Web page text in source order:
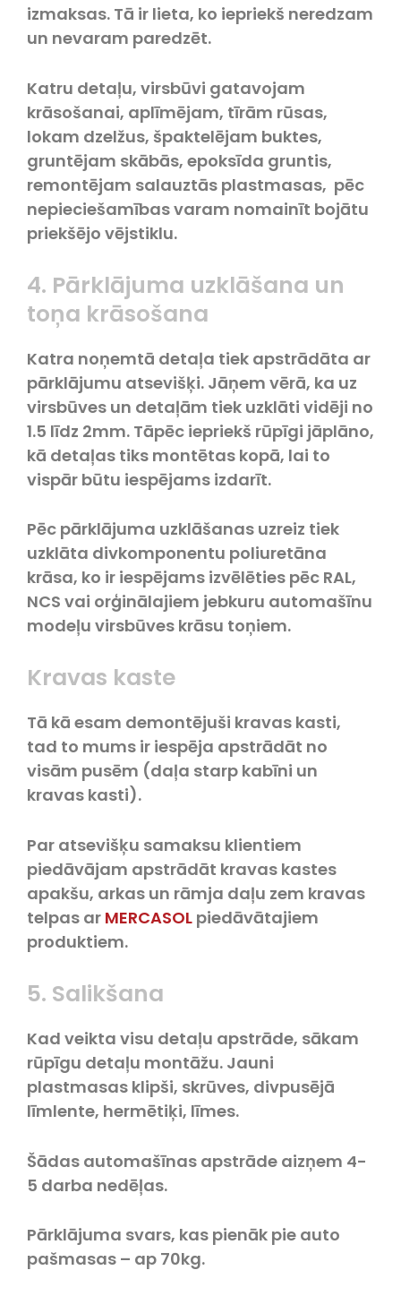
izmaksas. Tā ir lieta, ko iepriekš neredzam
un nevaram paredzēt.
Katru detaļu, virsbūvi gatavojam
krāsošanai, aplīmējam, tīrām rūsas,
lokam dzelžus, špaktelējam buktes,
gruntējam skābās, epoksīda gruntis,
remontējam salauztās plastmasas, pēc
nepieciešamības varam nomainīt bojātu
priekšējo vējstiklu.
4. Pārklājuma uzklāšana un
toņa krāsošana
Katra noņemtā detaļa tiek apstrādāta ar
pārklājumu atsevišķi. Jāņem vērā, ka uz
virsbūves un detaļām tiek uzklāti vidēji no
1.5 līdz 2mm. Tāpēc iepriekš rūpīgi jāplāno,
kā detaļas tiks montētas kopā, lai to
vispār būtu iespējams izdarīt.
Pēc pārklājuma uzklāšanas uzreiz tiek
uzklāta divkomponentu poliuretāna
krāsa, ko ir iespējams izvēlēties pēc RAL,
NCS vai orģinālajiem jebkuru automašīnu
modeļu virsbūves krāsu toņiem.
Kravas kaste
Tā kā esam demontējuši kravas kasti,
tad to mums ir iespēja apstrādāt no
visām pusēm (daļa starp kabīni un
kravas kasti).
Par atsevišķu samaksu klientiem
piedāvājam apstrādāt kravas kastes
apakšu, arkas un rāmja daļu zem kravas
telpas ar MERCASOL piedāvātajiem
produktiem.
5. Salikšana
Kad veikta visu detaļu apstrāde, sākam
rūpīgu detaļu montāžu. Jauni
plastmasas klipši, skrūves, divpusējā
līmlente, hermētiķi, līmes.
Šādas automašīnas apstrāde aizņem 4-
5 darba nedēļas.
Pārklājuma svars, kas pienāk pie auto
pašmasas – ap 70kg.